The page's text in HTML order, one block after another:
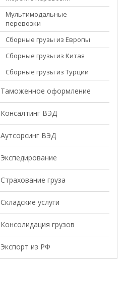
Мультимодальные
перевозки
Сборные грузы из Европы
Сборные грузы из Китая
Сборные грузы из Турции
Таможенное оформление
Консалтинг ВЭД
Аутсорсинг ВЭД
Экспедирование
Страхование груза
Складские услуги
Консолидация грузов
Экспорт из РФ